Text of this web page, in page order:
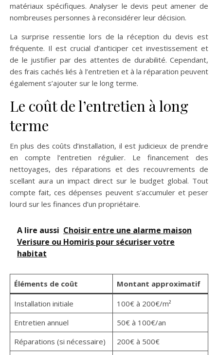
matériaux spécifiques. Analyser le devis peut amener de
nombreuses personnes à reconsidérer leur décision.
La surprise ressentie lors de la réception du devis est
fréquente. Il est crucial d’anticiper cet investissement et
de le justifier par des attentes de durabilité. Cependant,
des frais cachés liés à l’entretien et à la réparation peuvent
également s’ajouter sur le long terme.
Le coût de l’entretien à long
terme
En plus des coûts d’installation, il est judicieux de prendre
en compte l’entretien régulier. Le financement des
nettoyages, des réparations et des recouvrements de
scellant aura un impact direct sur le budget global. Tout
compte fait, ces dépenses peuvent s’accumuler et peser
lourd sur les finances d’un propriétaire.
A lire aussi Choisir entre une alarme maison
Verisure ou Homiris pour sécuriser votre
habitat
Éléments de coût Montant approximatif
Installation initiale
100€ à 200€/m²
Entretien annuel
50€ à 100€/an
Réparations (si nécessaire)
200€ à 500€